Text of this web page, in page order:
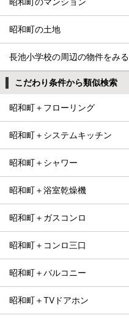
昭和町の土地
長池小学校の周辺の物件をみる
こだわり条件から類似検索
昭和町＋フローリング
昭和町＋システムキッチン
昭和町＋シャワー
昭和町＋浴室乾燥機
昭和町＋ガスコンロ
昭和町＋コンロ三口
昭和町＋バルコニー
昭和町＋TVドアホン